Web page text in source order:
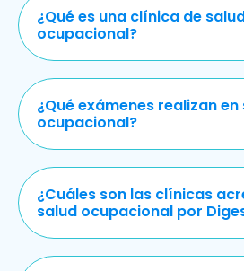
¿Qué es una clínica de
ocupacional?
¿Qué exámenes realizan en
ocupacional?
¿Cuáles son las clínicas
salud ocupacional por